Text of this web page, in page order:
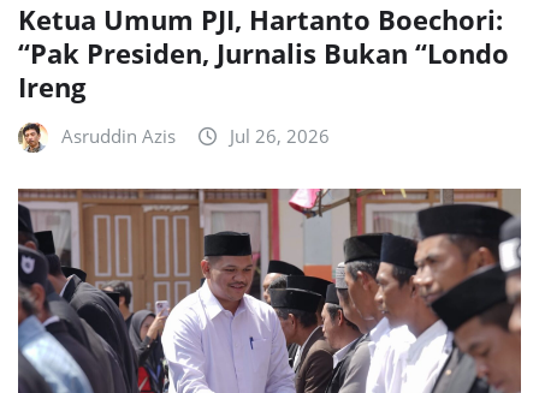
Ketua Umum PJI, Hartanto Boechori:
“Pak Presiden, Jurnalis Bukan “Londo
Ireng
Asruddin Azis Jul 26, 2026